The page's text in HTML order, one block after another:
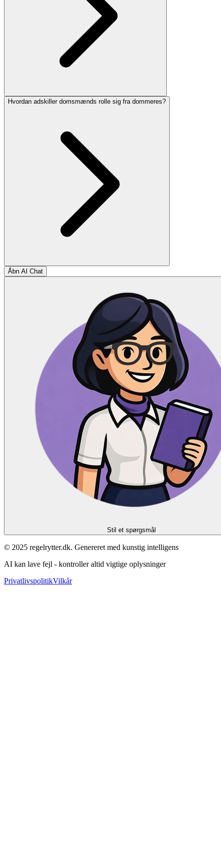
Hvordan adskiller domsmænds rolle sig fra dommeres?
Åbn AI Chat
Stil et spørgsmål
© 2025 regelrytter.dk. Genereret med kunstig intelligens
AI kan lave fejl - kontroller altid vigtige oplysninger
PrivatlivspolitikVilkår